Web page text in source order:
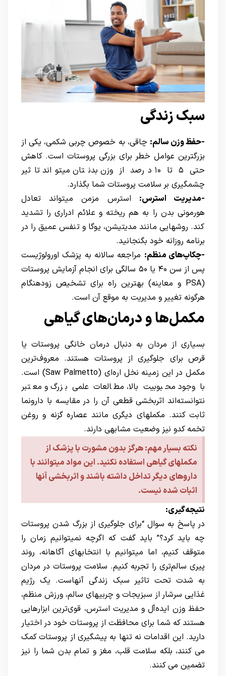
سبک زندگی
-حفظ وزن سالم: چاقی، به خصوص چربی شکمی، یکی از
بزرگترین عوامل خطر برای بزرگی پروستات است. کاهش
حتی ۵ تا ۱۰ درصد از وزن بدنتان میتواند تاثیر
چشمگیری بر سلامت پروستات شما بگذارد.
-مدیریت استرس: استرس مزمن میتواند تعادل
هورمونی بدن را به هم ریخته و علائم ادراری را تشدید
کند. روشهایی مانند مدیتیشن، یوگا و تنفس عمیق را در
برنامه روزانه خود بگنجانید.
-چکاپ‌های منظم: مراجعه سالانه به پزشک اورولوژیست
پس از سن ۴۰ یا ۵۰ سالگی برای انجام آزمایش پروستات
(PSA و معاینه) بهترین راه برای تشخیص زودهنگام
هرگونه تغییر و مدیریت به موقع آن است.
مکمل‌ها و درمان‌های گیاهی
بسیاری از مردان به دنبال درمان خانگی پروستات یا
قرص برای جلوگیری از پروستات هستند. معروف‌ترین
مکمل در این زمینه نخل اره‌ای (Saw Palmetto) است.
با وجود محبوبیت بالا، مطالعات علمی بزرگ و معتبر
نتوانسته‌اند اثربخشی قطعی آن را در مقایسه با دارونما
ثابت کنند. مکملهای دیگری مانند عصاره گزنه و روغن
تخمه کدو نیز وضعیت مشابهی دارند.
نکته بسیار مهم: هرگز بدون مشورت با پزشک از
مکملهای گیاهی استفاده نکنید. این مواد میتوانند با
داروهای دیگر تداخل داشته باشند و اثربخشی آنها
اثبات شده نیست.
نتیجه‌گیری:
در پاسخ به سوال “برای جلوگیری از بزرگ شدن پروستات
چه باید کرد؟” باید گفت که اگرچه نمیتوانیم زمان را
متوقف کنیم، اما میتوانیم با انتخابهای آگاهانه، روند
پیری سالم‌تری را تجربه کنیم. سلامت پروستات در مردان
به شدت تحت تاثیر سبک زندگی آنهاست. یک رژیم
غذایی سرشار از سبزیجات و چربیهای سالم، ورزش منظم،
حفظ وزن ایده‌آل و مدیریت استرس، قوی‌ترین ابزارهایی
هستند که شما برای محافظت از پروستات خود در اختیار
دارید. این اقدامات نه تنها به پیشگیری از پروستات کمک
می کنند، بلکه سلامت قلب، مغز و تمام بدن شما را نیز
تضمین می کنند.